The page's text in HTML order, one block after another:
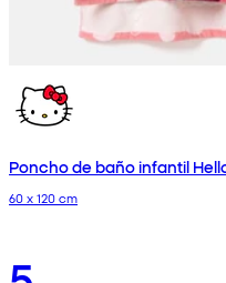
Poncho de baño infantil
60 x 120 cm